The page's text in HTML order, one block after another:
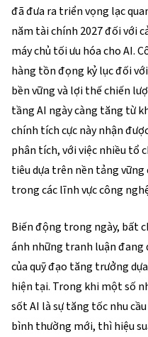
đã đưa ra triển vọng lạc
năm tài chính 2027 đối với
máy chủ tối ưu hóa cho AI.
hàng tồn đọng kỷ lục đối
bền vững và lợi thế chiến
tầng AI ngày càng tăng từ
chính tích cực này nhận
phân tích, với việc nhiều tổ
tiêu dựa trên nền tảng vững
trong các lĩnh vực công
Biến động trong ngày, bất
ánh những tranh luận đang
của quỹ đạo tăng trưởng
hiện tại. Trong khi một số
sốt AI là sự tăng tốc nhu
bình thường mới, thì hiệu